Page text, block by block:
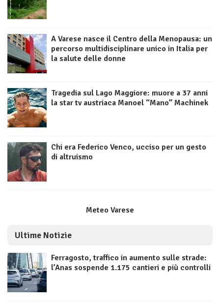
A Varese nasce il Centro della Menopausa: un
percorso multidisciplinare unico in Italia per
la salute delle donne
Tragedia sul Lago Maggiore: muore a 37 anni
la star tv austriaca Manoel “Mano” Machinek
Chi era Federico Venco, ucciso per un gesto
di altruismo
Meteo Varese
Ultime Notizie
Ferragosto, traffico in aumento sulle strade:
l’Anas sospende 1.175 cantieri e più controlli